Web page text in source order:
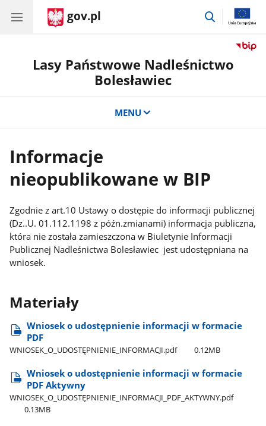
gov.pl
przejdź
Lasy Państwowe Nadleśnictwo
Bolesławiec
MENU
Informacje
nieopublikowane w BIP
Zgodnie z art.10 Ustawy o dostępie do informacji publicznej
(Dz..U. 01.112.1198 z późn.zmianami) informacja publiczna,
która nie została zamieszczona w Biuletynie Informacji
Publicznej Nadleśnictwa Bolesławiec jest udostępniana na
wniosek.
Materiały
Wniosek o udostępnienie informacji w formacie
PDF
WNIOSEK​_O​_UDOSTĘPNIENIE​_INFORMACJI.pdf 0.12MB
Wniosek o udostępnienie informacji w formacie
PDF Aktywny
WNIOSEK​_O​_UDOSTĘPNIENIE​_INFORMACJI​_PDF​_AKTYWNY.pdf
0.13MB